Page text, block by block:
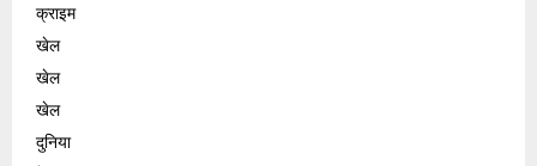
क्राइम
खेल
खेल
खेल
दुनिया